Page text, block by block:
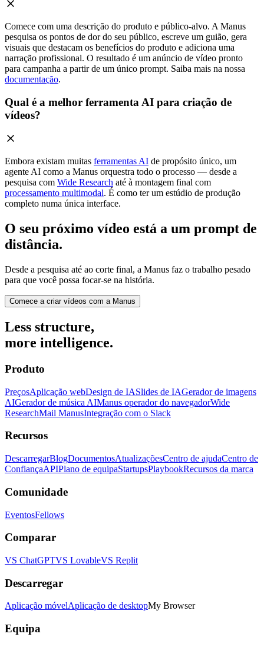
Comece com uma descrição do produto e público-alvo. A Manus
pesquisa os pontos de dor do seu público, escreve um guião, gera
visuais que destacam os benefícios do produto e adiciona uma
narração profissional. O resultado é um anúncio de vídeo pronto
para campanha a partir de um único prompt. Saiba mais na nossa
documentação.
Qual é a melhor ferramenta AI para criação de
vídeos?
Embora existam muitas ferramentas AI de propósito único, um
agente AI como a Manus orquestra todo o processo — desde a
pesquisa com Wide Research até à montagem final com
processamento multimodal. É como ter um estúdio de produção
completo numa única interface.
O seu próximo vídeo está a um prompt de
distância.
Desde a pesquisa até ao corte final, a Manus faz o trabalho pesado
para que você possa focar-se na história.
Comece a criar vídeos com a Manus
Less structure,
more intelligence.
Produto
PreçosAplicação webDesign de IASlides de IAGerador de imagens
AIGerador de música AIManus operador do navegadorWide
ResearchMail ManusIntegração com o Slack
Recursos
DescarregarBlogDocumentosAtualizaçõesCentro de ajudaCentro de
ConfiançaAPIPlano de equipaStartupsPlaybookRecursos da marca
Comunidade
EventosFellows
Comparar
VS ChatGPTVS LovableVS Replit
Descarregar
Aplicação móvelAplicação de desktopMy Browser
Equipa